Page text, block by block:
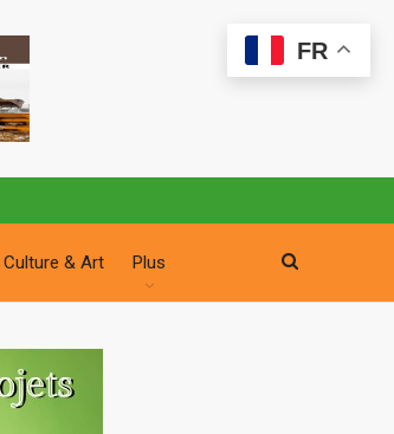
Culture & Art Plus
FR